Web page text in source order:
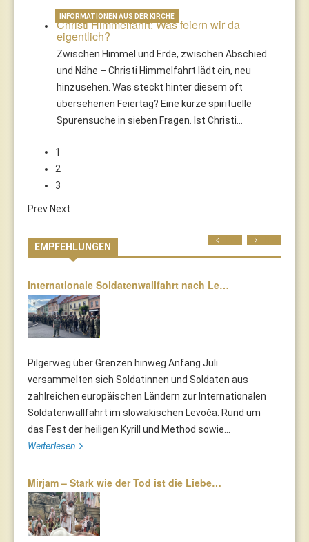
Christi Himmelfahrt: Was feiern wir da
eigentlich?
Zwischen Himmel und Erde, zwischen Abschied
und Nähe – Christi Himmelfahrt lädt ein, neu
hinzusehen. Was steckt hinter diesem oft
übersehenen Feiertag? Eine kurze spirituelle
Spurensuche in sieben Fragen. Ist Christi…
INFORMATIONEN AUS DER KIRCHE
1
2
3
Prev Next
EMPFEHLUNGEN
Internationale Soldatenwallfahrt nach Le…
Pilgerweg über Grenzen hinweg Anfang Juli
versammelten sich Soldatinnen und Soldaten aus
zahlreichen europäischen Ländern zur Internationalen
Soldatenwallfahrt im slowakischen Levoča. Rund um
das Fest der heiligen Kyrill und Method sowie...
Weiterlesen
Mirjam – Stark wie der Tod ist die Liebe…